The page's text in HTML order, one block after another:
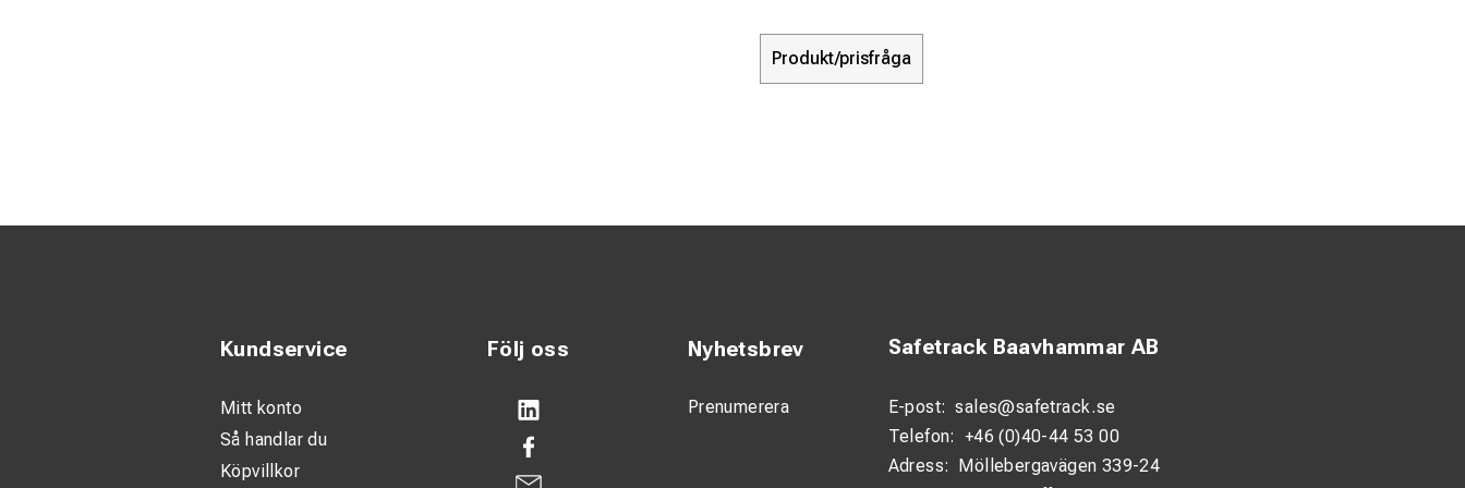
Produkt/prisfråga
Följ oss Nyhetsbrev
Prenumerera
Safetrack Baavhammar AB
E-post: sales@safetrack.se
Telefon: +46 (0)40-44 53 00
Adress: Möllebergavägen 339-24
Kundservice
Mitt konto
Så handlar du
Köpvillkor